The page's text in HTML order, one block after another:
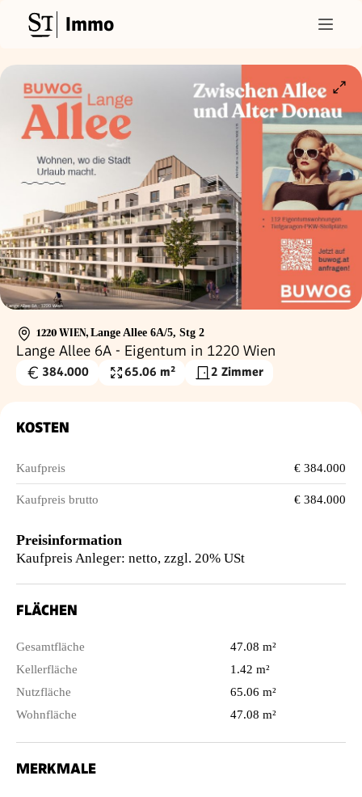
Immo
1220 WIEN, Lange Allee 6A/5, Stg 2
Lange Allee 6A - Eigentum in 1220 Wien
Kaufpreis
384.000
Nutzfläche
65.06 m² 2 Zimmer
KOSTEN
Kaufpreis € 384.000
Kaufpreis brutto € 384.000
Preisinformation
Kaufpreis Anleger: netto, zzgl. 20% USt
FLÄCHEN
Gesamtfläche
47.08 m²
Kellerfläche
1.42 m²
Nutzfläche
65.06 m²
Wohnfläche
47.08 m²
MERKMALE